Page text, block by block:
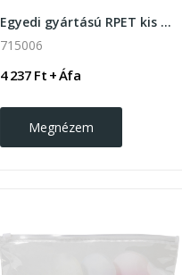
Egyedi gyártású RPET kis méretű kozmetikai táska
715006
4 237 Ft + Áfa
Megnézem